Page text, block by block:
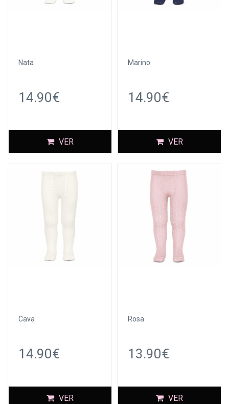
Nata
14.90€
VER
Marino
14.90€
VER
Cava
14.90€
VER
Rosa
13.90€
VER